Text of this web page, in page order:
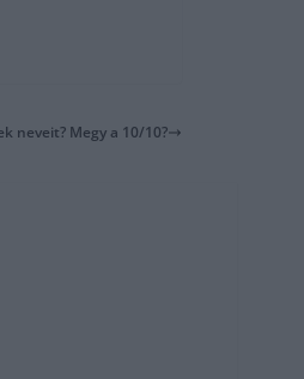
neveit? Megy a 10/10?